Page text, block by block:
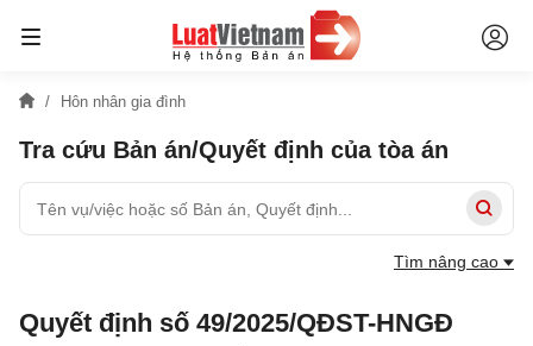
Hôn nhân gia đình
Tra cứu Bản án/Quyết định của tòa án
Tìm nâng cao
Quyết định số 49/2025/QĐST-HNGĐ